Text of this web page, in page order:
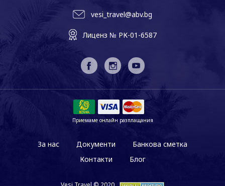
vesi_travel@abv.bg
Лиценз № РК-01-6587
Приемаме онлайн разплащания
За нас Документи
Банкова сметка
Контакти
Блог